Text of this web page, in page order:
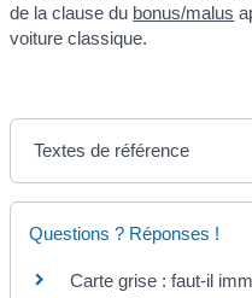
de la clause du bonus/malus
voiture classique.
Textes de référence
Questions ? Réponses !
Carte grise : faut-il